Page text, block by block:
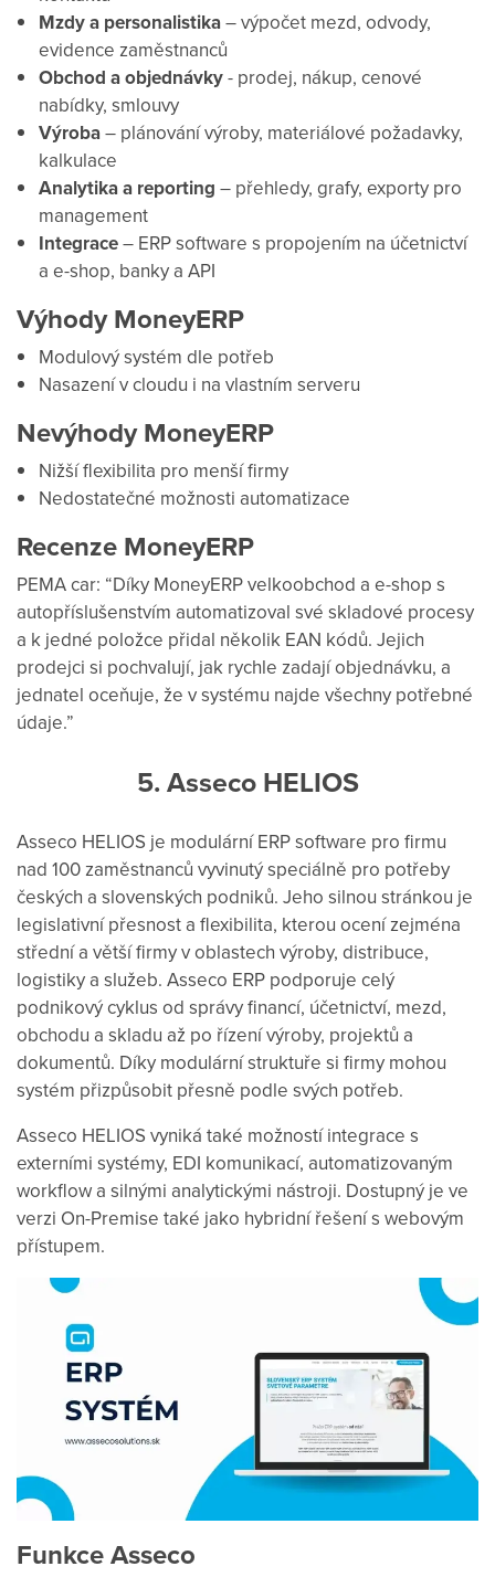
Mzdy a personalistika– výpočet mezd, odvody,
evidence zaměstnanců
Obchod a objednávky- prodej, nákup, cenové
nabídky, smlouvy
Výroba– plánování výroby, materiálové požadavky,
kalkulace
Analytika a reporting – přehledy, grafy, exporty pro
management
Integrace– ERP software s propojením na účetnictví
a e-shop, banky a API
Výhody MoneyERP
Modulový systém dle potřeb
Nasazení v cloudu i na vlastním serveru
Nevýhody MoneyERP
Nižší flexibilita pro menší firmy
Nedostatečné možnosti automatizace
Recenze MoneyERP
PEMA car: “Díky MoneyERP velkoobchod a e-shop s
autopříslušenstvím automatizoval své skladové procesy
a k jedné položce přidal několik EAN kódů. Jejich
prodejci si pochvalují, jak rychle zadají objednávku, a
jednatel oceňuje, že v systému najde všechny potřebné
údaje.”
5. Asseco HELIOS
Asseco HELIOS je modulární ERP software pro firmu
nad 100 zaměstnanců vyvinutý speciálně pro potřeby
českých a slovenských podniků. Jeho silnou stránkou je
legislativní přesnost a flexibilita, kterou ocení zejména
střední a větší firmy v oblastech výroby, distribuce,
logistiky a služeb. Asseco ERP podporuje celý
podnikový cyklus od správy financí, účetnictví, mezd,
obchodu a skladu až po řízení výroby, projektů a
dokumentů. Díky modulární struktuře si firmy mohou
systém přizpůsobit přesně podle svých potřeb.
Asseco HELIOS vyniká také možností integrace s
externími systémy, EDI komunikací, automatizovaným
workflow a silnými analytickými nástroji. Dostupný je ve
verzi On-Premise také jako hybridní řešení s webovým
přístupem.
Funkce Asseco